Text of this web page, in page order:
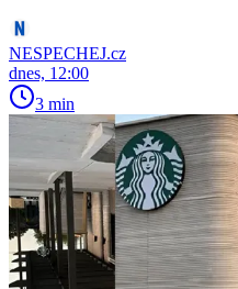
NESPECHEJ.cz
dnes, 12:00
3 min